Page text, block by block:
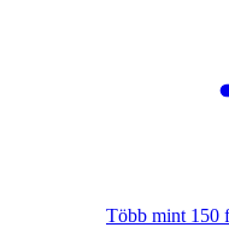
Több mint 150